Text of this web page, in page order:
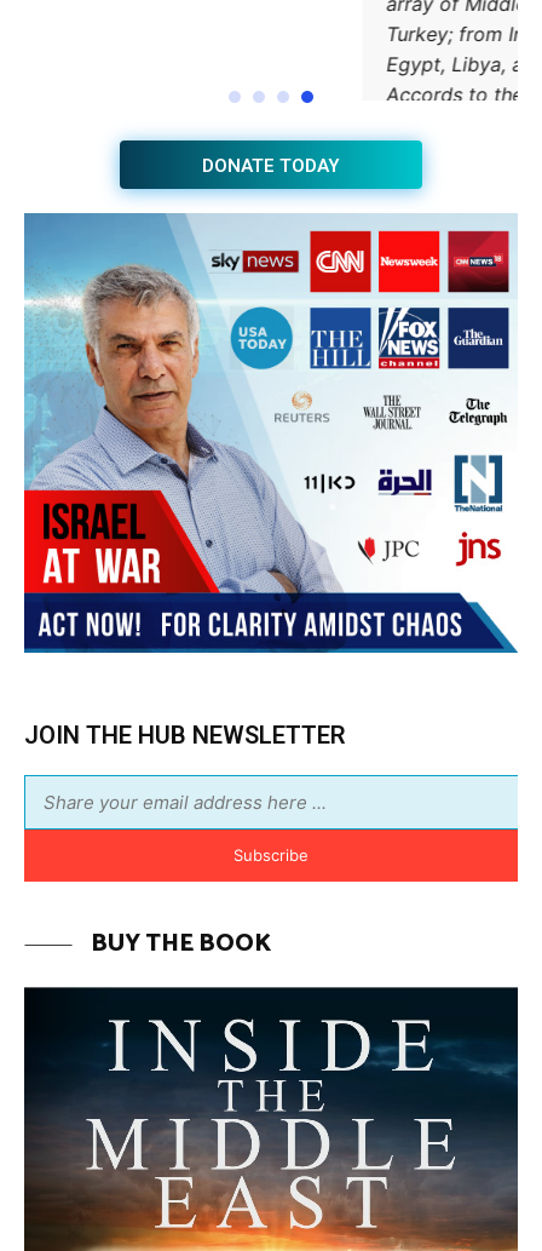
JOIN THE HUB NEWSLETTER
Subscribe
BUY THE BOOK